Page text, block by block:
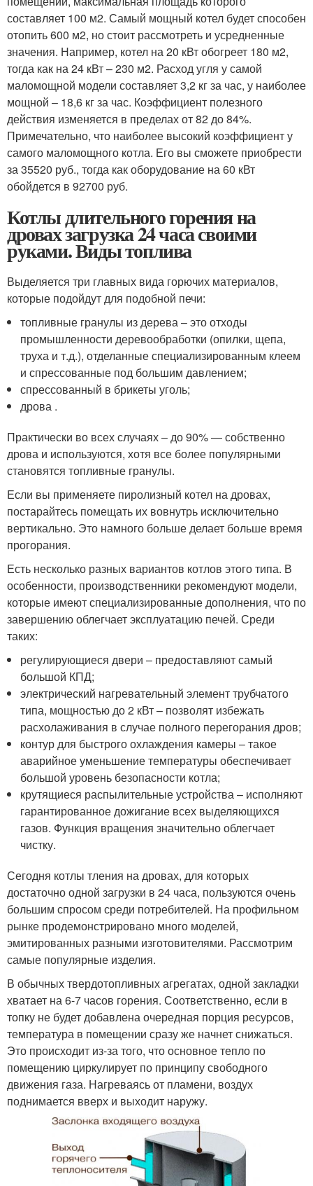
составляет 100 м2. Самый мощный котел будет способен
отопить 600 м2, но стоит рассмотреть и усредненные
значения. Например, котел на 20 кВт обогреет 180 м2,
тогда как на 24 кВт – 230 м2. Расход угля у самой
маломощной модели составляет 3,2 кг за час, у наиболее
мощной – 18,6 кг за час. Коэффициент полезного
действия изменяется в пределах от 82 до 84%.
Примечательно, что наиболее высокий коэффициент у
самого маломощного котла. Его вы сможете приобрести
за 35520 руб., тогда как оборудование на 60 кВт
обойдется в 92700 руб.
Котлы длительного горения на
дровах загрузка 24 часа своими
руками. Виды топлива
Выделяется три главных вида горючих материалов,
которые подойдут для подобной печи:
топливные гранулы из дерева – это отходы
промышленности деревообработки (опилки, щепа,
труха и т.д.), отделанные специализированным клеем
и спрессованные под большим давлением;
спрессованный в брикеты уголь;
дрова .
Практически во всех случаях – до 90% — собственно
дрова и используются, хотя все более популярными
становятся топливные гранулы.
Если вы применяете пиролизный котел на дровах,
постарайтесь помещать их вовнутрь исключительно
вертикально. Это намного больше делает больше время
прогорания.
Есть несколько разных вариантов котлов этого типа. В
особенности, производственники рекомендуют модели,
которые имеют специализированные дополнения, что по
завершению облегчает эксплуатацию печей. Среди
таких:
регулирующиеся двери – предоставляют самый
большой КПД;
электрический нагревательный элемент трубчатого
типа, мощностью до 2 кВт – позволят избежать
расхолаживания в случае полного перегорания дров;
контур для быстрого охлаждения камеры – такое
аварийное уменьшение температуры обеспечивает
большой уровень безопасности котла;
крутящиеся распылительные устройства – исполняют
гарантированное дожигание всех выделяющихся
газов. Функция вращения значительно облегчает
чистку.
Сегодня котлы тления на дровах, для которых
достаточно одной загрузки в 24 часа, пользуются очень
большим спросом среди потребителей. На профильном
рынке продемонстрировано много моделей,
эмитированных разными изготовителями. Рассмотрим
самые популярные изделия.
В обычных твердотопливных агрегатах, одной закладки
хватает на 6-7 часов горения. Соответственно, если в
топку не будет добавлена очередная порция ресурсов,
температура в помещении сразу же начнет снижаться.
Это происходит из-за того, что основное тепло по
помещению циркулирует по принципу свободного
движения газа. Нагреваясь от пламени, воздух
поднимается вверх и выходит наружу.